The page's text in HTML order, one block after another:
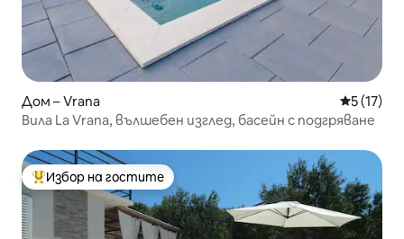
Дом – Vrana Средна
5 (17)
Вила La Vrana, вълшебен изглед, басейн с подгряване
Най-популярен избор на гостите
Избор на гостите